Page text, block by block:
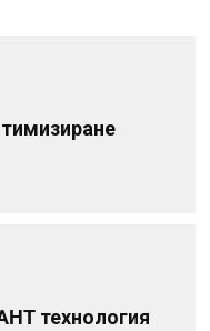
технология